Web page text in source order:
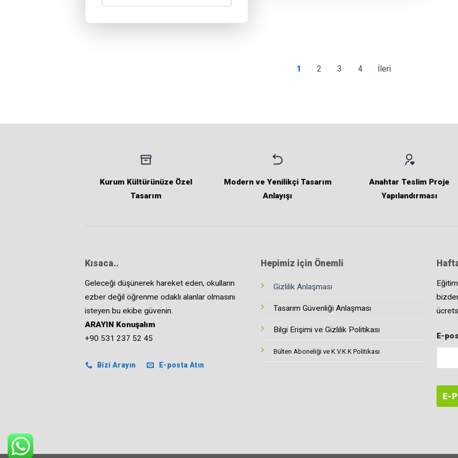
1 2 3 4 İleri
Kurum Kültürünüze Özel
Tasarım
Modern ve Yenilikçi Tasarım
Anlayışı
Anahtar Teslim Proje
Yapılandırması
Kısaca..
Geleceği düşünerek hareket eden, okulların
ezber değil öğrenme odaklı alanlar olmasını
isteyen bu ekibe güvenin.
ARAYIN Konuşalım
+90 531 237 52 45
Bizi Arayın E-posta Atın
Hepimiz için Önemli
Gizlilik Anlaşması
Tasarım Güvenliği Anlaşması
Bilgi Erişimi ve Gizlilik Politikası
Bülten Aboneliği ve K.V.K.K Politikası
E-
E-